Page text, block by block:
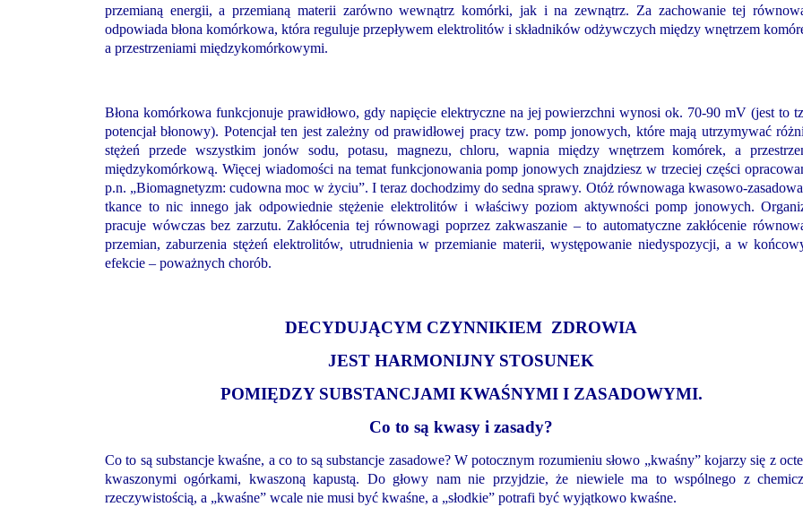
przemianą energii, a przemianą materii zarówno wewnątrz komórki, jak i na zewnątrz. Za zachowanie tej
odpowiada błona komórkowa, która reguluje przepływem elektrolitów i składników odżywczych między wnętrzem
a przestrzeniami międzykomórkowymi.
Błona komórkowa funkcjonuje prawidłowo, gdy napięcie elektryczne na jej powierzchni wynosi ok. 70-90 mV (jest to
potencjał błonowy). Potencjał ten jest zależny od prawidłowej pracy tzw. pomp jonowych, które mają utrzymywać
stężeń przede wszystkim jonów sodu, potasu, magnezu, chloru, wapnia między wnętrzem komórek, a
międzykomórkową. Więcej wiadomości na temat funkcjonowania pomp jonowych znajdziesz w trzeciej części
p.n. „Biomagnetyzm: cudowna moc w życiu”. I teraz dochodzimy do sedna sprawy. Otóż równowaga kwasowo-
tkance to nic innego jak odpowiednie stężenie elektrolitów i właściwy poziom aktywności pomp jonowych.
pracuje wówczas bez zarzutu. Zakłócenia tej równowagi poprzez zakwaszanie – to automatyczne zakłócenie
przemian, zaburzenia stężeń elektrolitów, utrudnienia w przemianie materii, występowanie niedyspozycji, a w
efekcie – poważnych chorób.
DECYDUJĄCYM CZYNNIKIEM ZDROWIA
JEST HARMONIJNY STOSUNEK
POMIĘDZY SUBSTANCJAMI KWAŚNYMI I ZASADOWYMI.
Co to są kwasy i zasady?
Co to są substancje kwaśne, a co to są substancje zasadowe? W potocznym rozumieniu słowo „kwaśny” kojarzy się z
kwaszonymi ogórkami, kwaszoną kapustą. Do głowy nam nie przyjdzie, że niewiele ma to wspólnego z
rzeczywistością, a „kwaśne” wcale nie musi być kwaśne, a „słodkie” potrafi być wyjątkowo kwaśne.